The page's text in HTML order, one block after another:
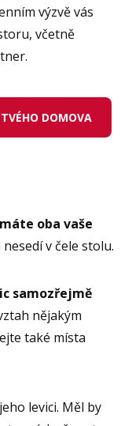
výzvě vás
včetně
DOMOVA
máte oba vaše
nesedí v čele stolu.
samozřejmě
nějakým
také místa
levici. Měl by